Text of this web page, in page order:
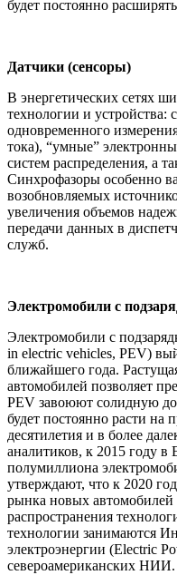
будет постоянно
Датчики (сенсоры)
В энергетических сетях
технологии и устройства:
одновременного
тока), “умные”
систем распределения, а
Синхрофазоры особенно
возобновляемых
увеличения объемов
передачи данных в
служб.
Электромобили с
Электромобили с
in electric vehicles, PEV)
ближайшего года.
автомобилей позволяет
PEV завоюют солидную
будет постоянно расти
десятилетия и в более
аналитиков, к 2015 году в
полумиллиона
утверждают, что к 2020
рынка новых
распространения
технологии занимаются
электроэнергии (Electric
североамериканских НИИ.